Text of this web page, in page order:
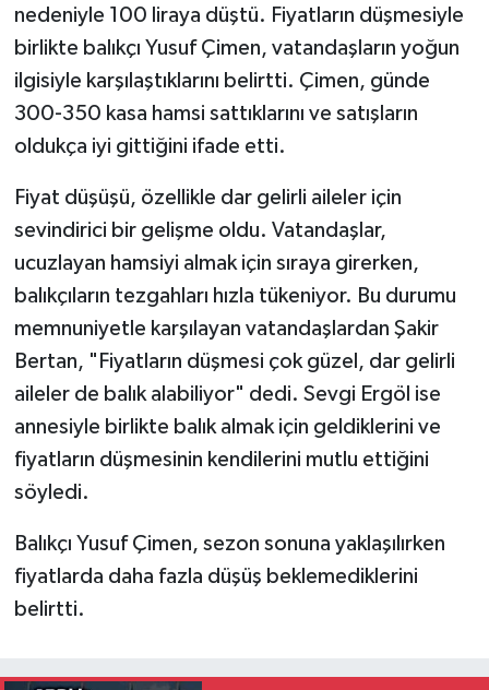
nedeniyle 100 liraya düştü. Fiyatların düşmesiyle
birlikte balıkçı Yusuf Çimen, vatandaşların yoğun
ilgisiyle karşılaştıklarını belirtti. Çimen, günde
300-350 kasa hamsi sattıklarını ve satışların
oldukça iyi gittiğini ifade etti.
Fiyat düşüşü, özellikle dar gelirli aileler için
sevindirici bir gelişme oldu. Vatandaşlar,
ucuzlayan hamsiyi almak için sıraya girerken,
balıkçıların tezgahları hızla tükeniyor. Bu durumu
memnuniyetle karşılayan vatandaşlardan Şakir
Bertan, "Fiyatların düşmesi çok güzel, dar gelirli
aileler de balık alabiliyor" dedi. Sevgi Ergöl ise
annesiyle birlikte balık almak için geldiklerini ve
fiyatların düşmesinin kendilerini mutlu ettiğini
söyledi.
Balıkçı Yusuf Çimen, sezon sonuna yaklaşılırken
fiyatlarda daha fazla düşüş beklemediklerini
belirtti.